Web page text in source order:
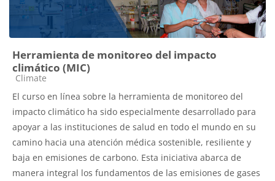
Herramienta de monitoreo del impacto
climático (MIC)
Categoría de cursos
Climate
El curso en línea sobre la herramienta de monitoreo del
impacto climático ha sido especialmente desarrollado para
apoyar a las instituciones de salud en todo el mundo en su
camino hacia una atención médica sostenible, resiliente y
baja en emisiones de carbono. Esta iniciativa abarca de
manera integral los fundamentos de las emisiones de gases